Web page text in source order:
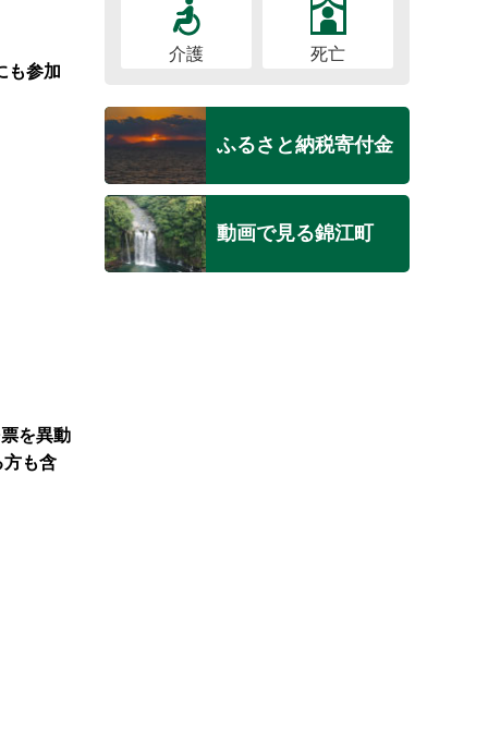
も参加
を異動
方も含
介護 死亡
ふるさと納税寄付金
動画で見る錦江町